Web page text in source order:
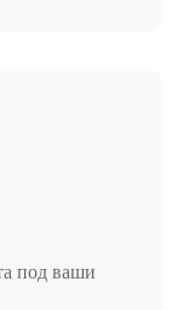
под ваши